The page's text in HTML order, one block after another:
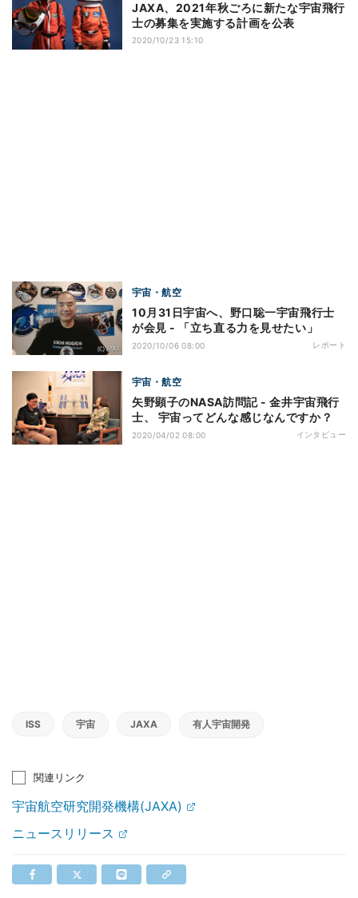
JAXA、2021年秋ごろに新たな宇宙飛行
士の募集を実施する計画を公表
2020/10/23 15:10
宇宙・航空
10月31日宇宙へ、野口聡一宇宙飛行士
が会見 - 「立ち直る力を見せたい」
2020/10/06 08:00 レポート
宇宙・航空
矢野顕子のNASA訪問記 - 金井宇宙飛行
士、 宇宙ってどんな感じなんですか？
2020/04/02 08:00 インタビュー
ISS 宇宙 JAXA 有人宇宙開発
関連リンク
宇宙航空研究開発機構(JAXA)
ニュースリリース